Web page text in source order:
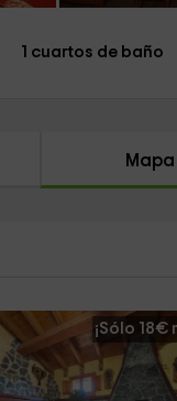
1 cuartos de baño
Mapa
¡Sólo 18€